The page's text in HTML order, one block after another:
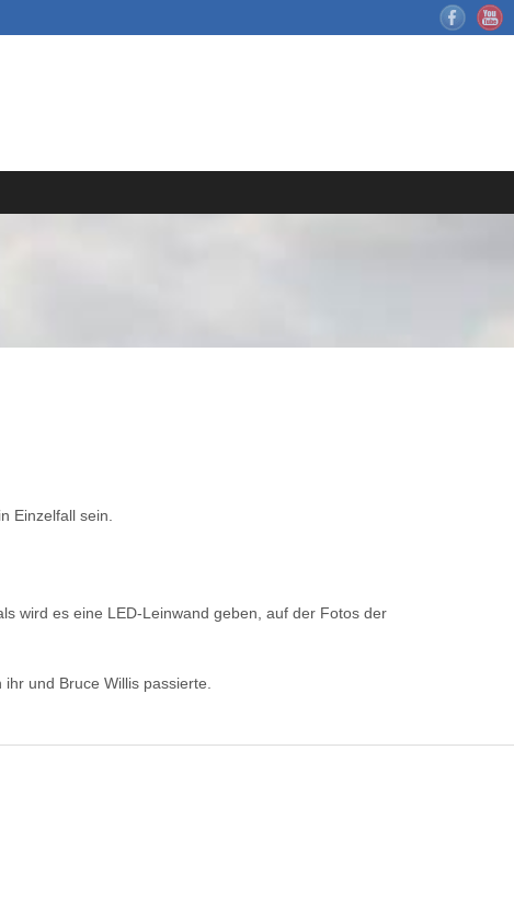
Einzelfall sein.
wird es eine LED-Leinwand geben, auf der Fotos der
und Bruce Willis passierte.